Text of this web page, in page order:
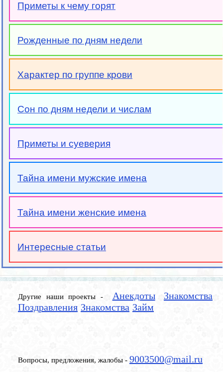
Приметы к чему горят
Рожденные по дням недели
Характер по группе крови
Сон по дням недели и числам
Приметы и суеверия
Тайна имени мужские имена
Тайна имени женские имена
Интересные статьи
Другие наши проекты - Анекдоты
Знакомства
Поздравления Знакомства Займ
Вопросы, предложения, жалобы - 9003500@mail.ru